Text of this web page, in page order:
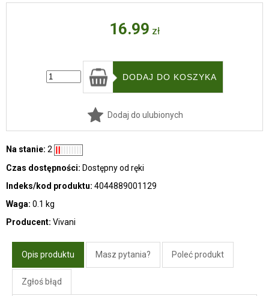
16.99 zł
Dodaj do ulubionych
Na stanie: 2
Czas dostępności: Dostępny od ręki
Indeks/kod produktu: 4044889001129
Waga: 0.1 kg
Producent: Vivani
Opis produktu Masz pytania? Poleć produkt
Zgłoś błąd